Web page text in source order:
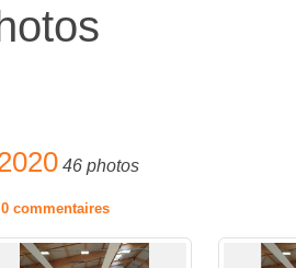
46 photos
0 commentaires